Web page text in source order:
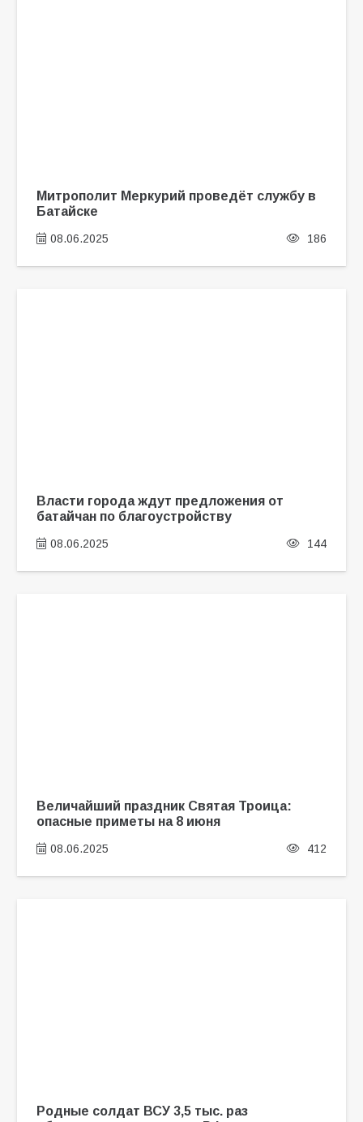
Митрополит Меркурий проведёт службу в
Батайске
08.06.2025 186
Власти города ждут предложения от
батайчан по благоустройству
08.06.2025 144
Величайший праздник Святая Троица:
опасные приметы на 8 июня
08.06.2025 412
Родные солдат ВСУ 3,5 тыс. раз